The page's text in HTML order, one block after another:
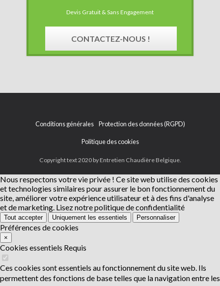
Devis Gratuit & Sans Engagement
CONTACTEZ-NOUS !
Conditions générales Protection des données (RGPD)
Politique des cookies
Copyright text 2020 by Entretien Chaudière Belgique.
Nous respectons votre vie privée ! Ce site web utilise des cookies
et technologies similaires pour assurer le bon fonctionnement du
site, améliorer votre expérience utilisateur et à des fins d'analyse
et de marketing. Lisez notre politique de confidentialité
Tout accepter Uniquement les essentiels Personnaliser
Préférences de cookies
×
Cookies essentiels Requis
Ces cookies sont essentiels au fonctionnement du site web. Ils
permettent des fonctions de base telles que la navigation entre les